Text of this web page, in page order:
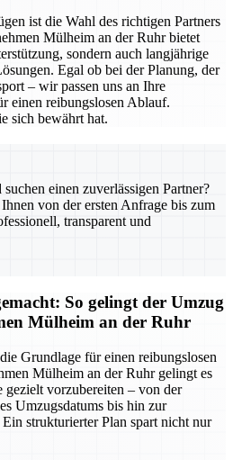
ist die Wahl des richtigen Partners
Mülheim an der Ruhr bietet
sondern auch langjährige
Egal ob bei der Planung, der
– wir passen uns an Ihre
einen reibungslosen Ablauf.
sich bewährt hat.
einen zuverlässigen Partner?
von der ersten Anfrage bis zum
transparent und
So gelingt der Umzug
Mülheim an der Ruhr
Grundlage für einen reibungslosen
Mülheim an der Ruhr gelingt es
vorzubereiten – von der
Umzugsdatums bis hin zur
strukturierter Plan spart nicht nur